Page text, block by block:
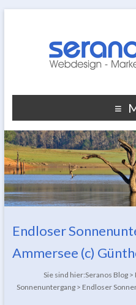
Endloser
Ammersee (c)
Sie sind hier:Seranos Blog >
Sonnenuntergang > Endloser